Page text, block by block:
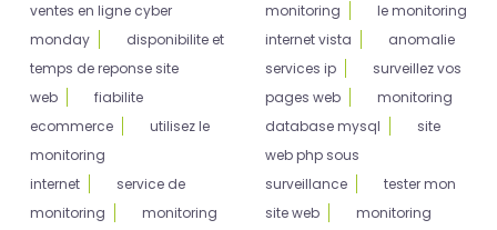
ventes en ligne cyber
monday
disponibilite et
temps de reponse site
web
fiabilite
ecommerce
utilisez le
monitoring
internet
service de
monitoring
monitoring
monitoring
le monitoring
internet vista
anomalie
services ip
surveillez vos
pages web
monitoring
database mysql
site
web php sous
surveillance
tester mon
site web
monitoring